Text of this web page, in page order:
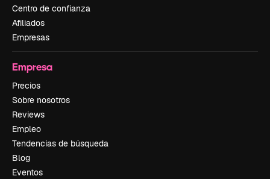
Centro de confianza
Afiliados
Empresas
Empresa
Precios
Sobre nosotros
Reviews
Empleo
Tendencias de búsqueda
Blog
Eventos